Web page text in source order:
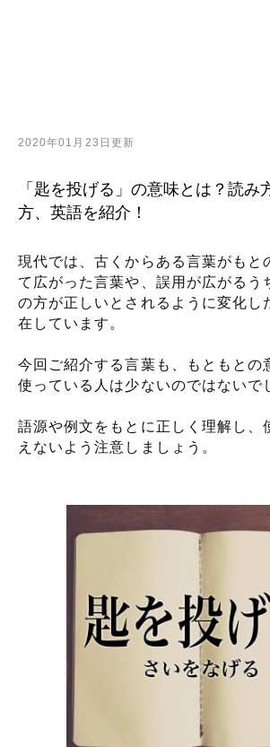
2020年01月23日更新
「匙を投げる」の意味とは？読み
方、英語を紹介！
現代では、古くからある言葉がもと
て広がった言葉や、誤用が広がるう
の方が正しいとされるように変化し
在しています。
今回ご紹介する言葉も、もともとの
使っている人は少ないのではないで
語源や例文をもとに正しく理解し、
えないよう注意しましょう。